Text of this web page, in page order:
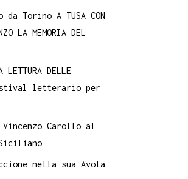
da Torino A TUSA CON
LA MEMORIA DEL
LETTURA DELLE
letterario per
Carollo al
nella sua Avola